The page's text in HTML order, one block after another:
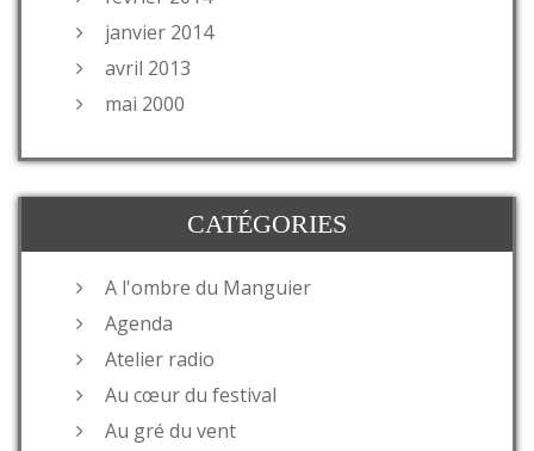
janvier 2014
avril 2013
mai 2000
CATÉGORIES
A l'ombre du Manguier
Agenda
Atelier radio
Au cœur du festival
Au gré du vent